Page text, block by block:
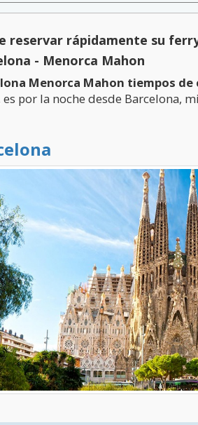
reservar rápidamente su
- Menorca Mahon
Menorca Mahon tiempos de
es por la noche desde Barcelona,